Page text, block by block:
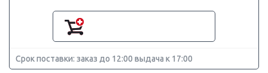
Срок поставки: заказ до 12:00 выдача к 17:00